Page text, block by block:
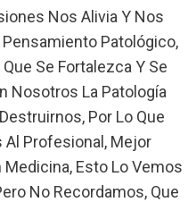
Nos Alivia Y Nos
Pensamiento Patológico,
Se Fortalezca Y Se
Nosotros La Patología
Por Lo Que
Profesional, Mejor
Esto Lo Vemos
No Recordamos, Que